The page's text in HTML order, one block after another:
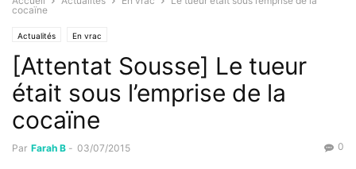
cocaïne
Actualités En vrac
[Attentat Sousse] Le tueur
était sous l’emprise de la
cocaïne
Par Farah B - 03/07/2015 0